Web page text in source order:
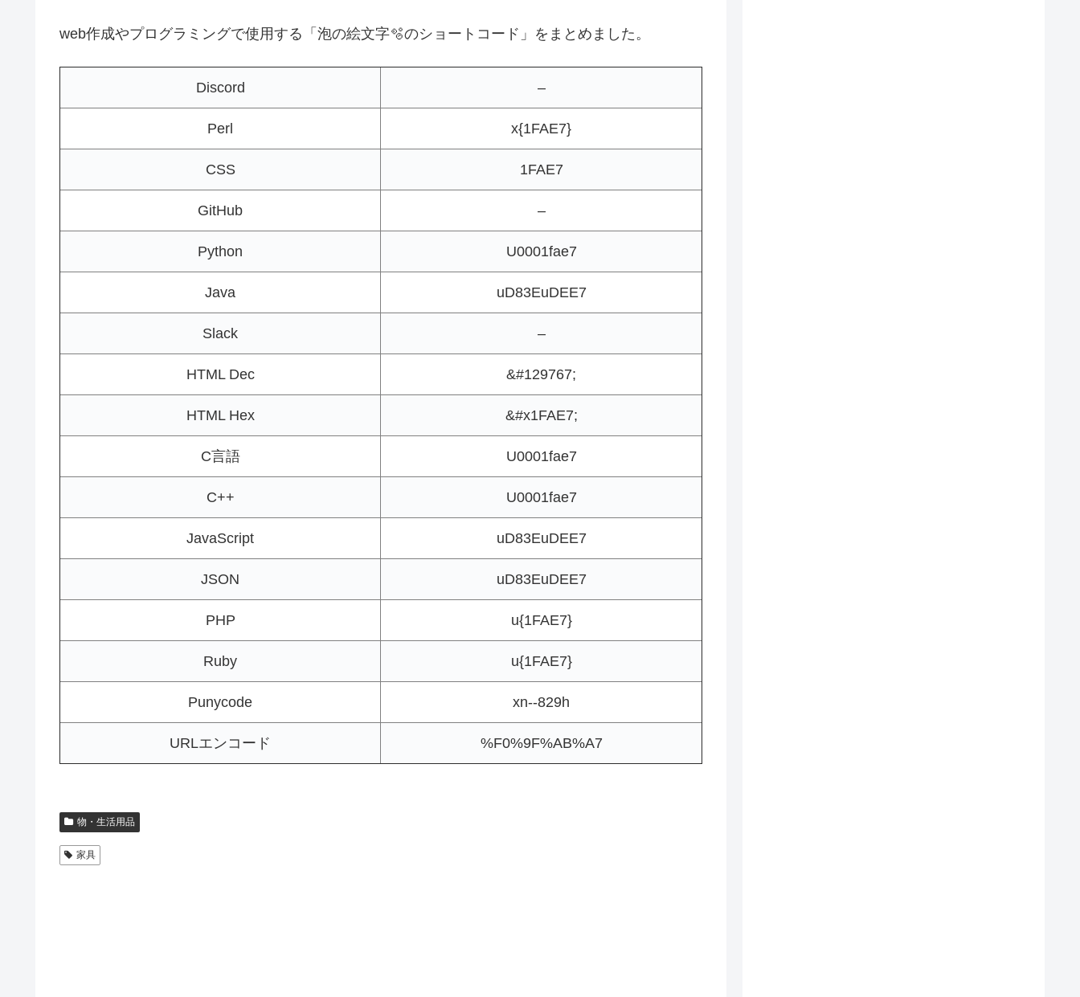
web作成やプログラミングで使用する「泡の絵文字🫧のショートコード」をまとめました。
Discord –
Perl x{1FAE7}
CSS 1FAE7
GitHub –
Python U0001fae7
Java uD83EuDEE7
Slack –
HTML Dec &#129767;
HTML Hex &#x1FAE7;
C言語 U0001fae7
C++ U0001fae7
JavaScript uD83EuDEE7
JSON uD83EuDEE7
PHP u{1FAE7}
Ruby u{1FAE7}
Punycode xn--829h
URLエンコード %F0%9F%AB%A7
物・生活用品
家具